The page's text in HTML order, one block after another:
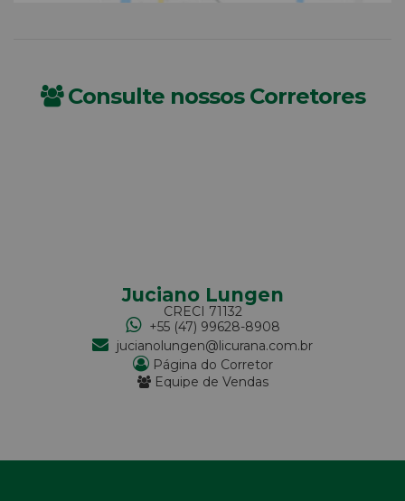
Consulte nossos Corretores
Juciano Lungen
CRECI 71132
+55 (47) 99628-8908
jucianolungen@licurana.com.br
Página do Corretor
Equipe de Vendas